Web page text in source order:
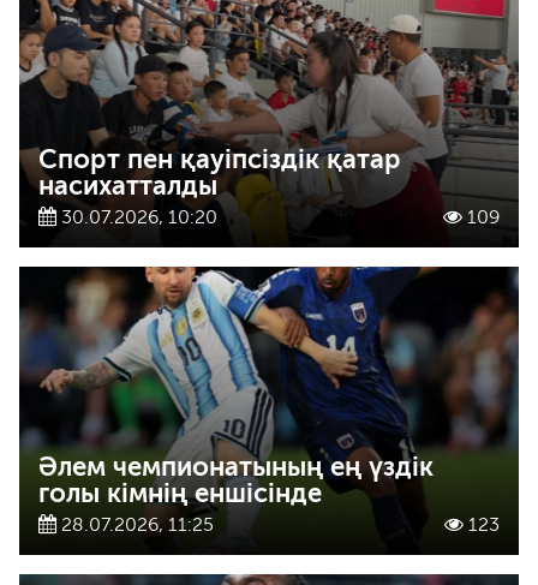
Спорт пен қауіпсіздік қатар
насихатталды
30.07.2026, 10:20 109
Әлем чемпионатының ең үздік
голы кімнің еншісінде
28.07.2026, 11:25 123